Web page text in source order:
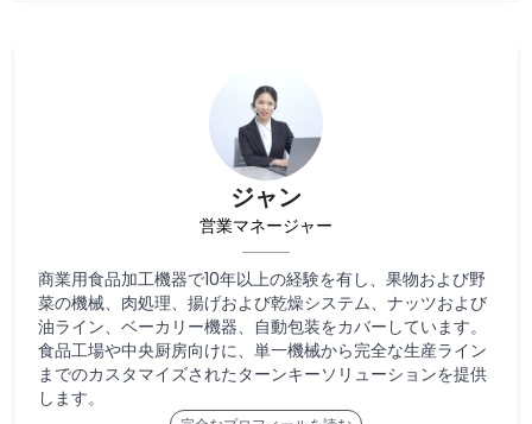
ジャン
営業マネージャー
商業用食品加工機器で10年以上の経験を有し、果物および野
菜の機械、肉処理、揚げおよび乾燥システム、ナッツおよび
油ライン、ベーカリー機器、自動包装をカバーしています。
食品工場や中央厨房向けに、単一機械から完全な生産ライン
までのカスタマイズされたターンキーソリューションを提供
します。